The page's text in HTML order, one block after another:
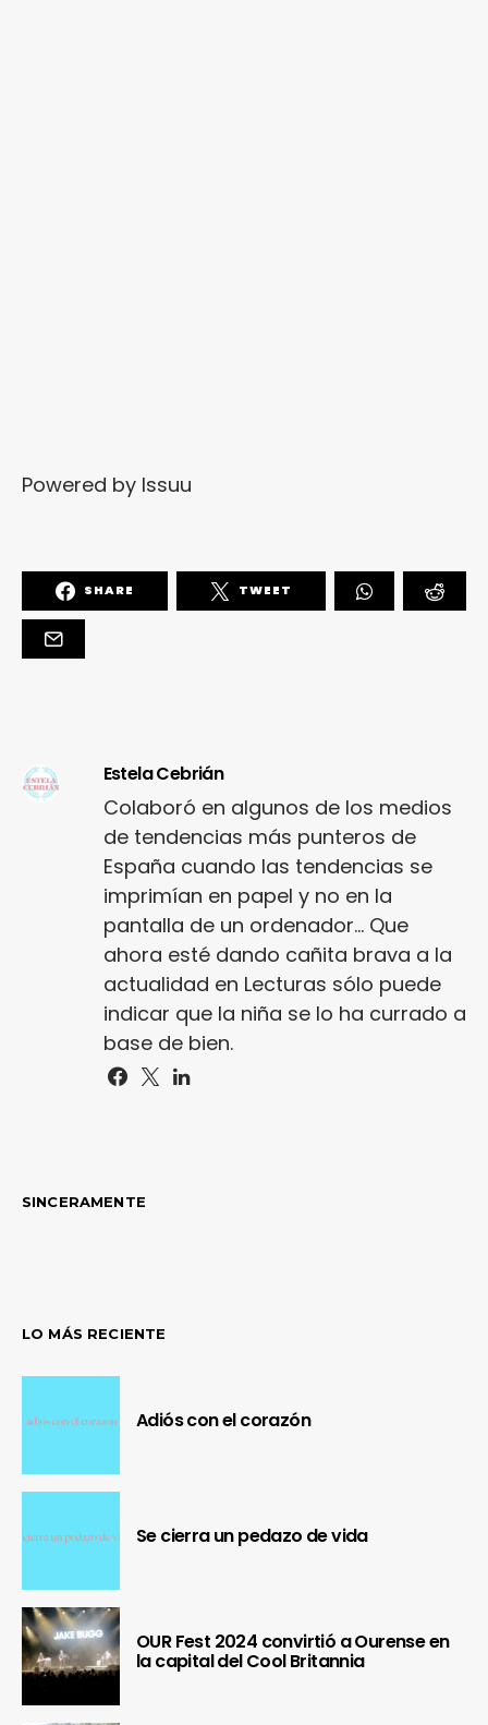
Powered by Issuu
SHARE TWEET
Estela Cebrián
Colaboró en algunos de los medios
de tendencias más punteros de
España cuando las tendencias se
imprimían en papel y no en la
pantalla de un ordenador... Que
ahora esté dando cañita brava a la
actualidad en Lecturas sólo puede
indicar que la niña se lo ha currado a
base de bien.
SINCERAMENTE
LO MÁS RECIENTE
Adiós con el corazón
Se cierra un pedazo de vida
OUR Fest 2024 convirtió a Ourense en
la capital del Cool Britannia